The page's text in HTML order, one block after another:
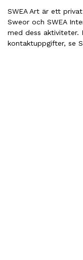
SWEA Art är ett
Sweor och SWEA
med dess aktiviteter.
kontaktuppgifter, se